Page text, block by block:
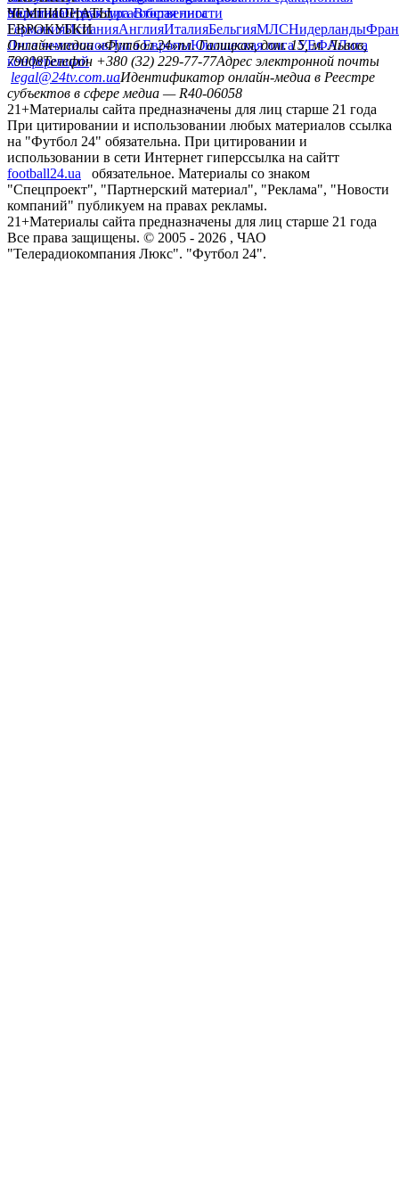
политикаСтруктура собственности
УкраинаПервая лигаВторая лига
ЧЕМПИОНАТЫ
ГерманияИспанияАнглияИталияБельгияМЛСНидерланды
ЕВРОКУБКИ
Лига чемпионовЛига ЕвропыЮношеская лига УЕФАЛига
конференций
Онлайн-медиа «Футбол 24»пл. Галицкая, дом. 15, м. Львов,
79008Телефон +380 (32) 229-77-77Адрес электронной почты
legal@24tv.com.uaИдентификатор онлайн-медиа в Реестре
субъектов в сфере медиа — R40-06058
21+Материалы сайта предназначены для лиц старше 21 года
При цитировании и использовании любых материалов ссылка
на "Футбол 24" обязательна. При цитировании и
использовании в сети Интернет гиперссылка на сайтт
football24.ua
обязательное. Материалы со знаком
"Спецпроект", "Партнерский материал", "Реклама", "Новости
компаний" публикуем на правах рекламы.
21+Материалы сайта предназначены для лиц старше 21 года
Все права защищены. © 2005 - 2026 , ЧАО
"Телерадиокомпания Люкс". "Футбол 24".